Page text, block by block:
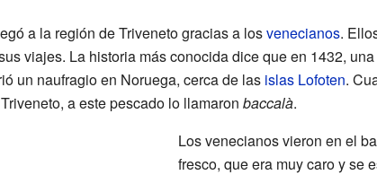
a la región de Triveneto gracias a losvenecianos.
viajes. La historia más conocida dice que en 1432,
un naufragio en Noruega, cerca de las islas Lofoten.
a este pescado lo llamaron baccalà.
Los venecianos vieron en el
fresco, que era muy caro y se